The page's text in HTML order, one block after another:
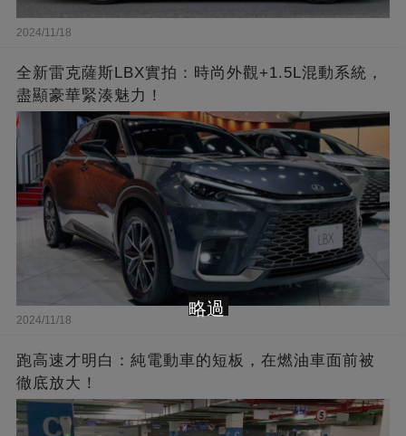
2024/11/18
全新雷克薩斯LBX實拍：時尚外觀+1.5L混動系統，
盡顯豪華緊湊魅力！
2024/11/18
跑高速才明白：純電動車的短板，在燃油車面前被
徹底放大！
略過